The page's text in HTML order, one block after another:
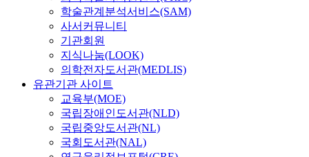
학술관계분석서비스(SAM)
사서커뮤니티
기관회원
지식나눔(LOOK)
의학전자도서관(MEDLIS)
유관기관 사이트
교육부(MOE)
국립장애인도서관(NLD)
국립중앙도서관(NL)
국회도서관(NAL)